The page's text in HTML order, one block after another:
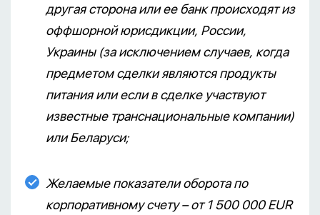
другая сторона или ее банк происходят из
оффшорной юрисдикции, России,
Украины (за исключением случаев, когда
предметом сделки являются продукты
питания или если в сделке участвуют
известные транснациональные компании)
или Беларуси;
Желаемые показатели оборота по
корпоративному счету – от 1 500 000 EUR